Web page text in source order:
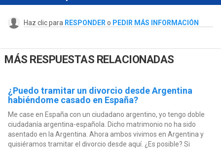
Haz clic para RESPONDER o PEDIR MÁS INFORMACIÓN
MÁS RESPUESTAS RELACIONADAS
¿Puedo tramitar un divorcio desde Argentina
habiéndome casado en España?
Me case en España con un ciudadano argentino, yo tengo doble
ciudadanía argentina-española. Dicho matrimonio no ha sido
asentado en la Argentina. Ahora ambos vivimos en Argentina y
quisiéramos tramitar el divorcio desde aquí. ¿Es posible? Si